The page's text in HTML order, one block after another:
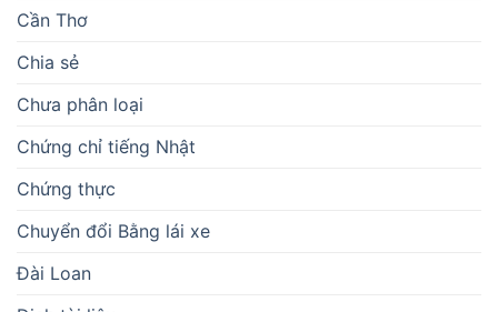
Cần Thơ
Chia sẻ
Chưa phân loại
Chứng chỉ tiếng Nhật
Chứng thực
Chuyển đổi Bằng lái xe
Đài Loan